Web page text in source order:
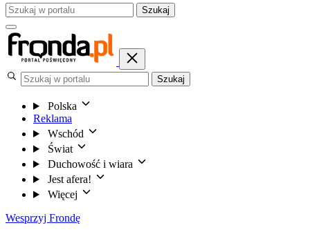
Szukaj
Szukaj
Polska
Reklama
Wschód
Świat
Duchowość i wiara
Jest afera!
Więcej
Wesprzyj Frondę